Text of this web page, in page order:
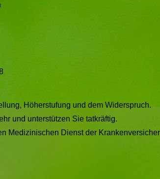
Höherstufung und dem Widerspruch.
und unterstützen Sie tatkräftig.
Medizinischen Dienst der